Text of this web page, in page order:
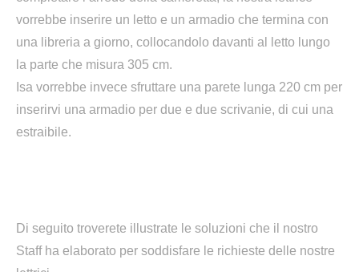
vorrebbe inserire un letto e un armadio che termina con
una libreria a giorno, collocandolo davanti al letto lungo
la parte che misura 305 cm.
Isa vorrebbe invece sfruttare una parete lunga 220 cm per
inserirvi una armadio per due e due scrivanie, di cui una
estraibile.
Di seguito troverete illustrate le soluzioni che il nostro
Staff ha elaborato per soddisfare le richieste delle nostre